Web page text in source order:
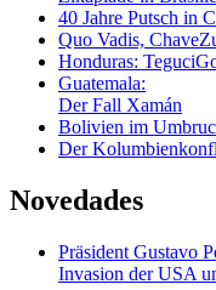
40 Jahre Putsch in
Quo Vadis,
Honduras:
Guatemala:
Der Fall Xamán
Bolivien im
Der
Novedades
Präsident Gustavo
Invasion der USA